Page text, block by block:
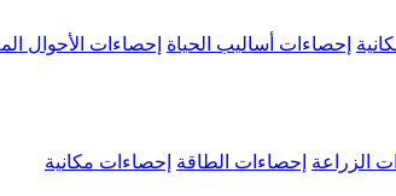
إحصاءات أساليب الحياة إحصاءات الأحوال
الزراعة إحصاءات الطاقة إحصاءات مكانية